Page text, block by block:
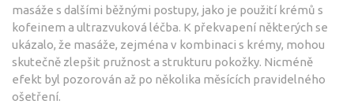
masáže s dalšími běžnými postupy, jako je použití krémů s
kofeinem a ultrazvuková léčba. K překvapení některých se
ukázalo, že masáže, zejména v kombinaci s krémy, mohou
skutečně zlepšit pružnost a strukturu pokožky. Nicméně
efekt byl pozorován až po několika měsících pravidelného
ošetření.